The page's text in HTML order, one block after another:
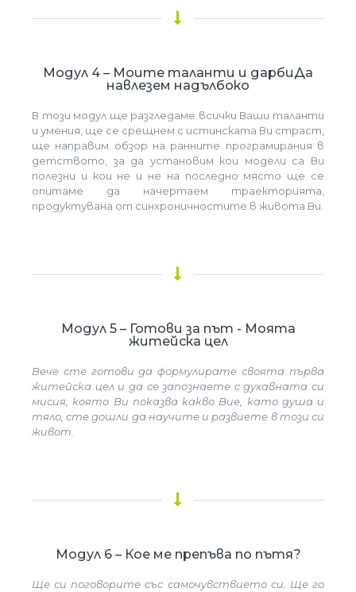
Модул 4 – Моите таланти и дарбиДа
навлезем надълбоко
В този модул ще разгледаме всички Ваши таланти
и умения, ще се срещнем с истинската Ви страст,
ще направим обзор на ранните програмирания в
детството, за да установим кои модели са Ви
полезни и кои не и не на последно място ще се
опитаме да начертаем траекторията,
продуктувана от синхроничностите в живота Ви.
Модул 5 – Готови за път - Моята
житейска цел
Вече сте готови да формулирате своята първа
житейска цел и да се запознаете с духавната си
мисия, която Ви показва какво Вие, като душа и
тяло, сте дошли да научите и развиете в този си
живот.
Модул 6 – Кое ме препъва по пътя?
Ще си поговорите със самочувствието си. Ще го